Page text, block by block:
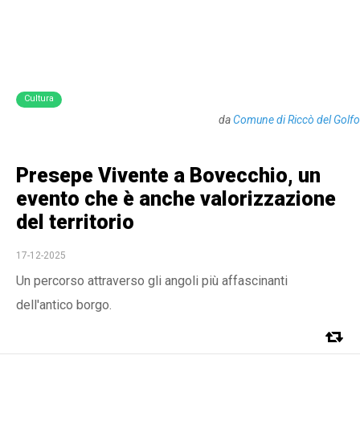
Cultura
daComune di Riccò del Golfo
Presepe Vivente a Bovecchio, un
evento che è anche valorizzazione
del territorio
17-12-2025
Un percorso attraverso gli angoli più affascinanti
dell'antico borgo.